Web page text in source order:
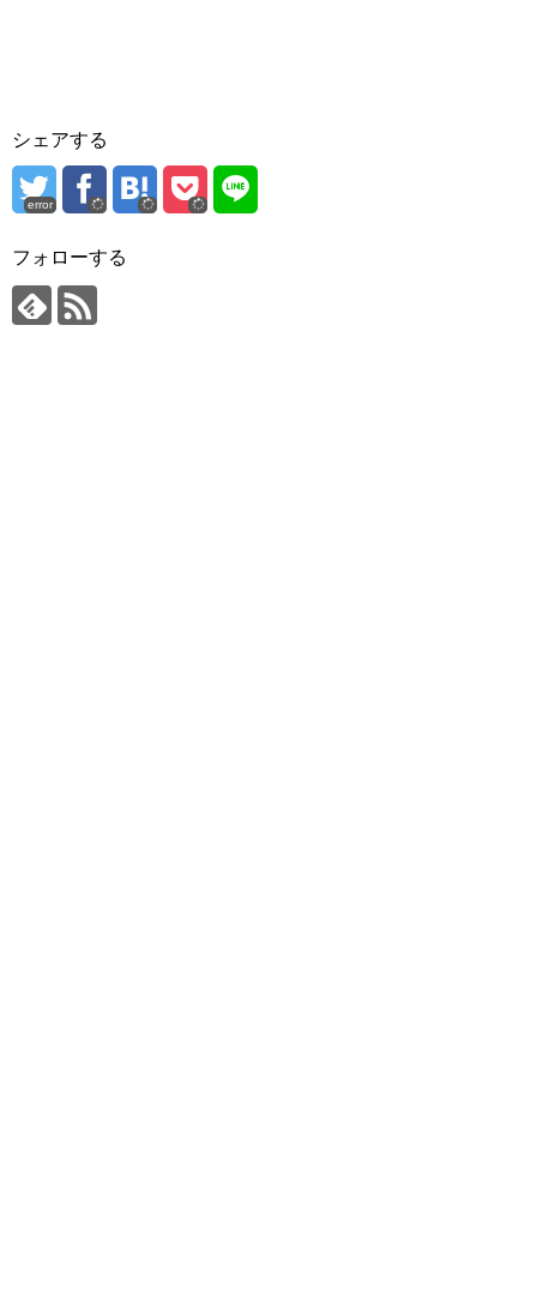
シェアする
error
フォローする